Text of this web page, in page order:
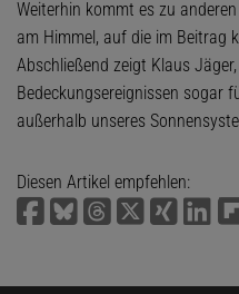
Weiterhin kommt es zu
am Himmel, auf die im Beitrag
Abschließend zeigt Klaus
Bedeckungsereignissen sogar
außerhalb unseres
Diesen Artikel empfehlen: